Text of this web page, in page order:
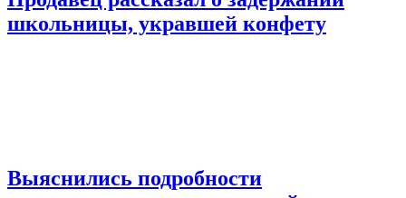
школьницы, укравшей конфету
Выяснились подробности